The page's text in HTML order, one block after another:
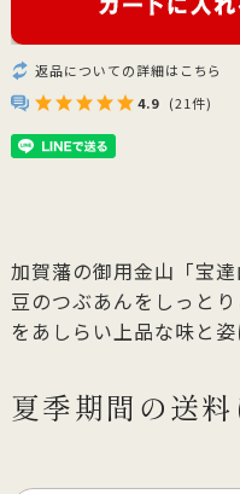
返品についての詳細はこちら
4.9 (21件)
加賀藩の御用金山「宝
豆のつぶあんをしっと
をあしらい上品な味と姿
夏季期間の送